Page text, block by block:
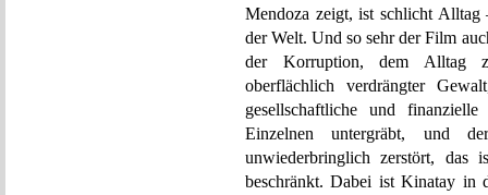
Mendoza zeigt, ist schlicht
der Welt. Und so sehr der Film
der Korruption, dem Alltag
oberflächlich verdrängter
gesellschaftliche und
Einzelnen untergräbt, und
unwiederbringlich zerstört,
beschränkt. Dabei ist Kinatay in